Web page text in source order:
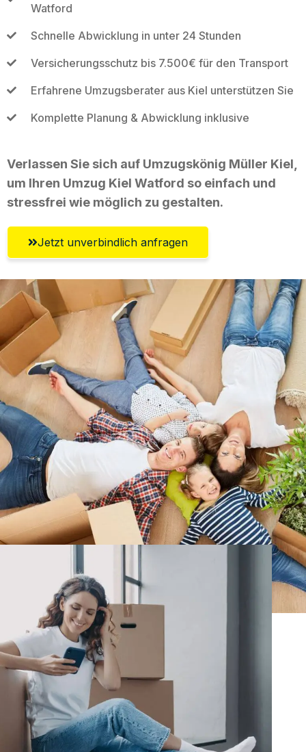
Watford
Schnelle Abwicklung in unter 24 Stunden
Versicherungsschutz bis 7.500€ für den Transport
Erfahrene Umzugsberater aus Kiel unterstützen Sie
Komplette Planung & Abwicklung inklusive
Verlassen Sie sich auf Umzugskönig Müller Kiel,
um Ihren Umzug Kiel Watford so einfach und
stressfrei wie möglich zu gestalten.
Jetzt unverbindlich anfragen